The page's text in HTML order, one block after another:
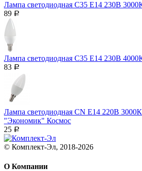
Лампа светодиодная C35 Е14 230В
89 Р
Лампа светодиодная C35 Е14 230В
83 Р
Лампа светодиодная CN Е14 220В
"Экономик" Космос
25 Р
© Комплект-Эл, 2018-2026
О Компании